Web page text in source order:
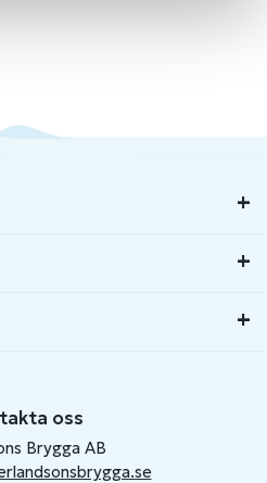
oss
Brygga AB